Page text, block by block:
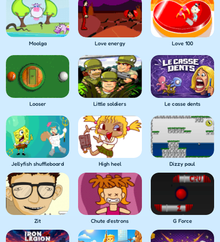
Moolga Love energy Love 100
Looser Little soldiers Le casse dents
Jellyfish shuffleboard High heel Dizzy paul
Zit Chute d'estrons G Force